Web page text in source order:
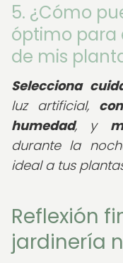
5. ¿Cómo
óptimo para
de mis
Selecciona
luz artificial,
humedad, y
durante la
ideal a tus
Reflexión
jardinería